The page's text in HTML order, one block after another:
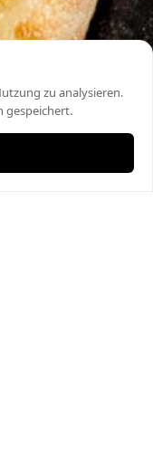
zu analysieren.
gespeichert.